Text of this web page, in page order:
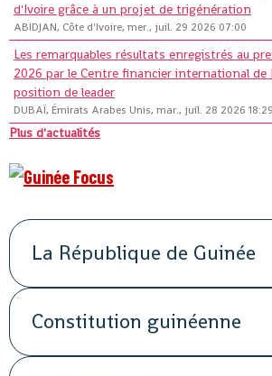
d'Ivoire grâce à un projet de trigénération
ABIDJAN, Côte d'Ivoire, mer., juil. 29 2026 07:00
Les remarquables résultats enregistrés au
2026 par le Centre financier international
position de leader
DUBAÏ, Émirats Arabes Unis, mar., juil. 28 2026 18:29
Plus d'actualités
La République de Guinée
Constitution guinéenne